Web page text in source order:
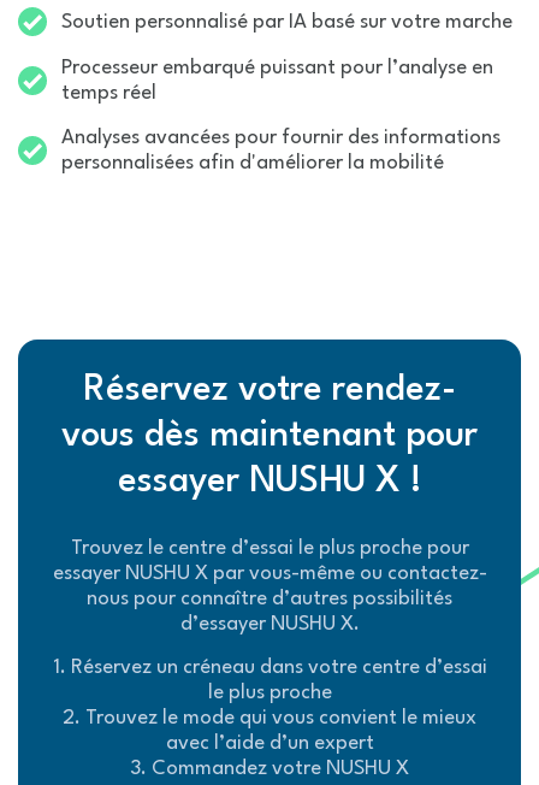
Soutien personnalisé par IA basé sur votre marche
Processeur embarqué puissant pour l’analyse en
temps réel
Analyses avancées pour fournir des informations
personnalisées afin d'améliorer la mobilité
Réservez votre rendez-
vous dès maintenant pour
essayer NUSHU X !
Trouvez le centre d’essai le plus proche pour
essayer NUSHU X par vous-même ou contactez-
nous pour connaître d’autres possibilités
d’essayer NUSHU X.
1. Réservez un créneau dans votre centre d’essai
le plus proche
2. Trouvez le mode qui vous convient le mieux
avec l’aide d’un expert
3. Commandez votre NUSHU X